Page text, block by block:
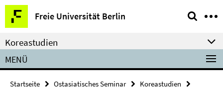
Springe
direkt
zu
Inhalt
Freie Universität Berlin
Service-
Navigation
Koreastudien
MENÜ
Startseite Ostasiatisches Seminar
Koreastudien